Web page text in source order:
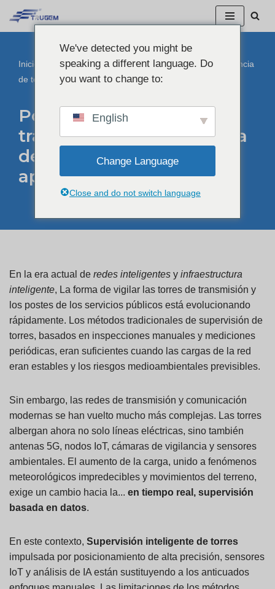
Ir
contenido
Inicio Blog"Por qué los métodos tradicionales de vigilancia
de torres ya no son aplicables
Por qué los métodos
tradicionales de vigilancia
de torres ya no son
aplicables
En la era actual de redes inteligentes y infraestructura
inteligente, La forma de vigilar las torres de transmisión y
los postes de los servicios públicos está evolucionando
rápidamente. Los métodos tradicionales de supervisión de
torres, basados en inspecciones manuales y mediciones
periódicas, eran suficientes cuando las cargas de la red
eran estables y los riesgos medioambientales previsibles.
Sin embargo, las redes de transmisión y comunicación
modernas se han vuelto mucho más complejas. Las torres
albergan ahora no solo líneas eléctricas, sino también
antenas 5G, nodos IoT, cámaras de vigilancia y sensores
ambientales. El aumento de la carga, unido a fenómenos
meteorológicos impredecibles y movimientos del terreno,
exige un cambio hacia la... en tiempo real , supervisión
basada en datos.
En este contexto, Supervisión inteligente de torres
impulsada por posicionamiento de alta precisión, sensores
IoT y análisis de IA están sustituyendo a los anticuados
We've detected you might be
speaking a different language. Do
you want to change to:
English
Change Language
Close and do not switch language